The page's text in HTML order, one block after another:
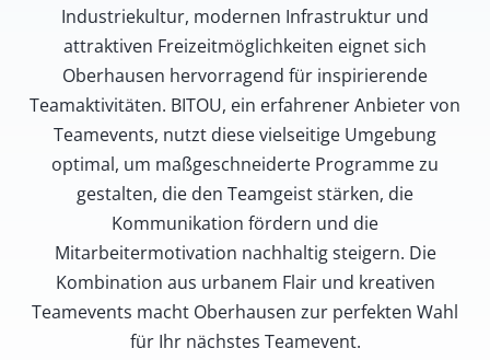
Industriekultur, modernen Infrastruktur und
attraktiven Freizeitmöglichkeiten eignet sich
Oberhausen hervorragend für inspirierende
Teamaktivitäten. BITOU, ein erfahrener Anbieter von
Teamevents, nutzt diese vielseitige Umgebung
optimal, um maßgeschneiderte Programme zu
gestalten, die den Teamgeist stärken, die
Kommunikation fördern und die
Mitarbeitermotivation nachhaltig steigern. Die
Kombination aus urbanem Flair und kreativen
Teamevents macht Oberhausen zur perfekten Wahl
für Ihr nächstes Teamevent.